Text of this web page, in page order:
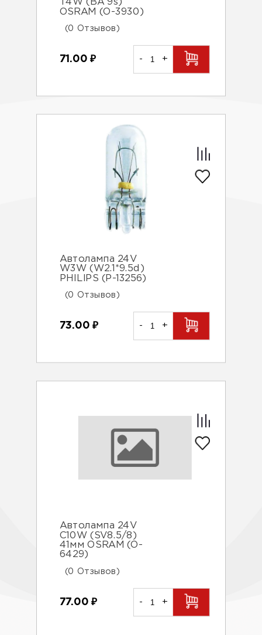
T4W (BA 9s)
OSRAM (О-3930)
(0 Отзывов)
71.00₽ - +
Автолампа 24V
W3W (W2.1*9.5d)
PHILIPS (P-13256)
(0 Отзывов)
73.00₽ - +
Автолампа 24V
С10W (SV8.5/8)
41мм OSRAM (O-
6429)
(0 Отзывов)
77.00₽ - +